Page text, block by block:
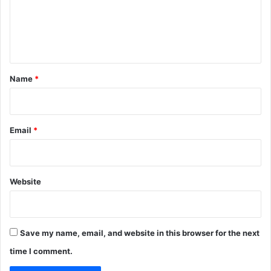
*
Name *
Email *
Website
Save my name, email, and website in this browser for the next
time I comment.